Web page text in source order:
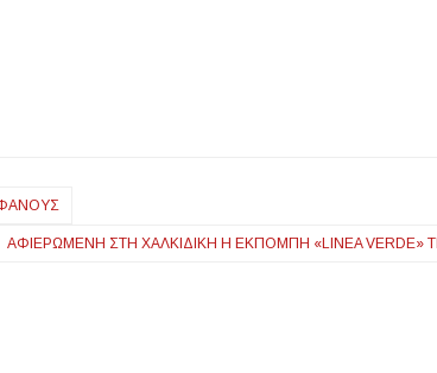
ΑΦΙΕΡΩΜΈΝΗ ΣΤΗ ΧΑΛΚΙΔΙΚΉ Η ΕΚΠΟΜΠΉ «LINEA VERDE»